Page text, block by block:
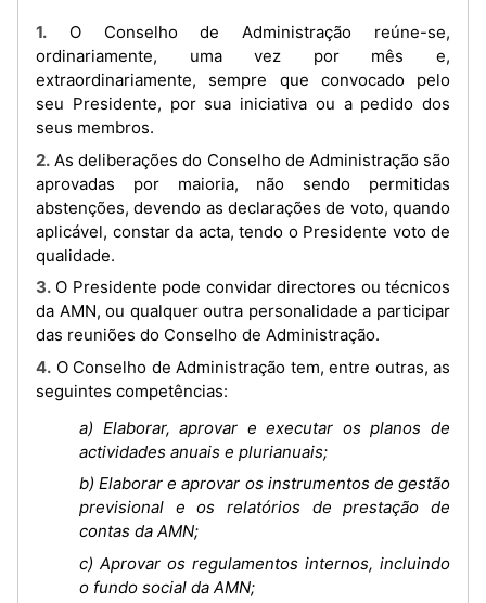
1. O Conselho de Administração reúne-se,
ordinariamente, uma vez por mês e,
extraordinariamente, sempre que convocado pelo
seu Presidente, por sua iniciativa ou a pedido dos
seus membros.
2. As deliberações do Conselho de Administração são
aprovadas por maioria, não sendo permitidas
abstenções, devendo as declarações de voto, quando
aplicável, constar da acta, tendo o Presidente voto de
qualidade.
3. O Presidente pode convidar directores ou técnicos
da AMN, ou qualquer outra personalidade a participar
das reuniões do Conselho de Administração.
4. O Conselho de Administração tem, entre outras, as
seguintes competências:
a) Elaborar, aprovar e executar os planos de
actividades anuais e plurianuais;
b) Elaborar e aprovar os instrumentos de gestão
previsional e os relatórios de prestação de
contas da AMN;
c) Aprovar os regulamentos internos, incluindo
o fundo social da AMN;